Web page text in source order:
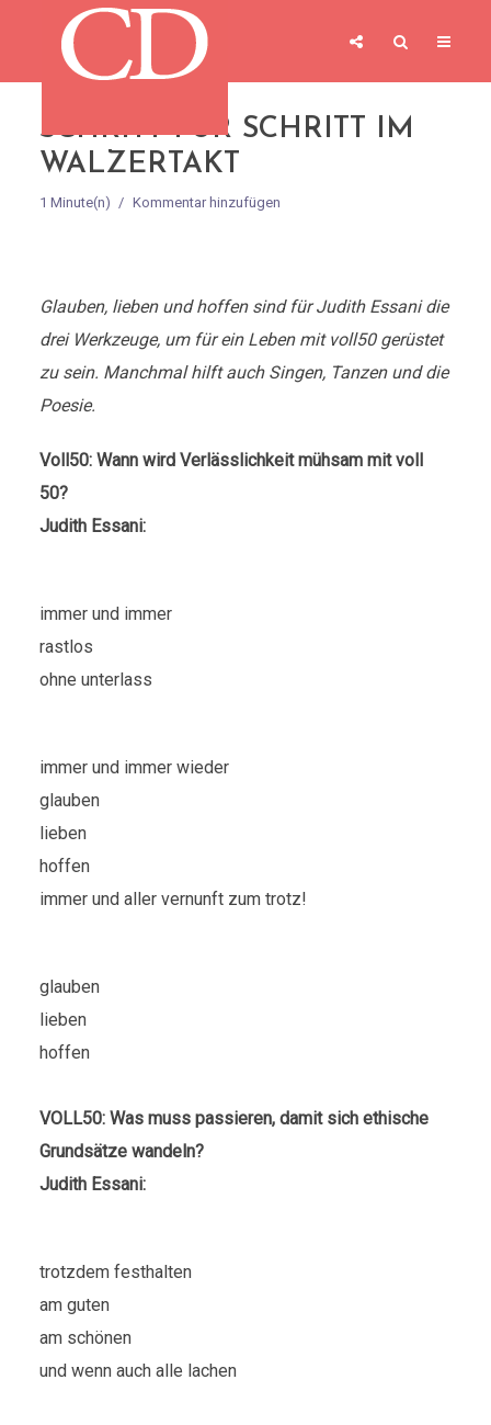
SCHRITT FÜR SCHRITT IM
WALZERTAKT
1 Minute(n) Kommentar hinzufügen
Glauben, lieben und hoffen sind für Judith Essani die
drei Werkzeuge, um für ein Leben mit voll50 gerüstet
zu sein. Manchmal hilft auch Singen, Tanzen und die
Poesie.
Voll50: Wann wird Verlässlichkeit mühsam mit voll
50?
Judith Essani:
immer und immer
rastlos
ohne unterlass
immer und immer wieder
glauben
lieben
hoffen
immer und aller vernunft zum trotz!
glauben
lieben
hoffen
VOLL50: Was muss passieren, damit sich ethische
Grundsätze wandeln?
Judith Essani:
trotzdem festhalten
am guten
am schönen
und wenn auch alle lachen